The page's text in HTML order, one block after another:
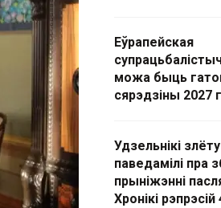
Еўрапейская
можа быць
сярэдзіны 2027
Удзельнікі
паведамілі пра
прыніжэнні
Хронікі